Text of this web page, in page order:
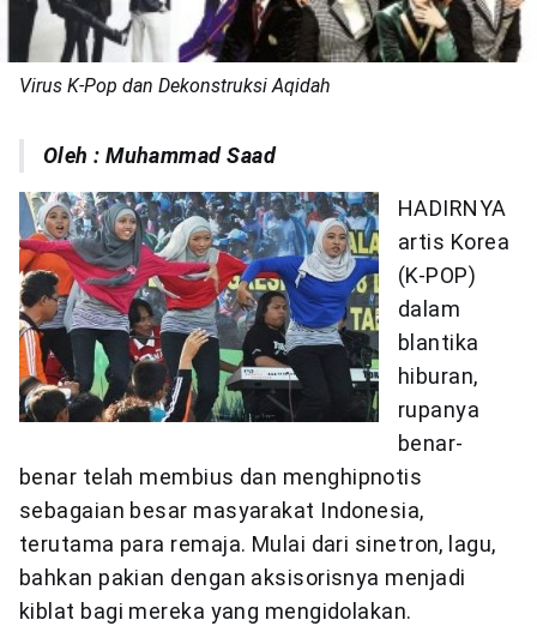
Virus K-Pop dan Dekonstruksi Aqidah
Oleh : Muhammad Saad
HADIRNYA
artis Korea
(K-POP)
dalam
blantika
hiburan,
rupanya
benar-
benar telah membius dan menghipnotis
sebagaian besar masyarakat Indonesia,
terutama para remaja. Mulai dari sinetron, lagu,
bahkan pakian dengan aksisorisnya menjadi
kiblat bagi mereka yang mengidolakan.